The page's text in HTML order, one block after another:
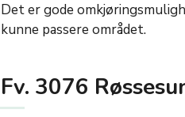
Det er gode
kunne passere området.
Fv. 3076